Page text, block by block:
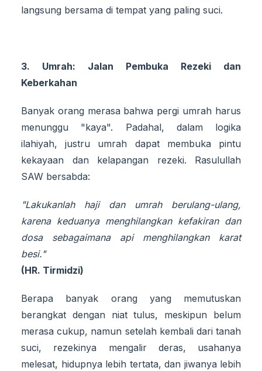
langsung bersama di tempat yang paling suci.
3. Umrah: Jalan Pembuka Rezeki dan
Keberkahan
Banyak orang merasa bahwa pergi umrah harus
menunggu "kaya". Padahal, dalam logika
ilahiyah, justru umrah dapat membuka pintu
kekayaan dan kelapangan rezeki. Rasulullah
SAW bersabda:
"Lakukanlah haji dan umrah berulang-ulang,
karena keduanya menghilangkan kefakiran dan
dosa sebagaimana api menghilangkan karat
besi."
(HR. Tirmidzi)
Berapa banyak orang yang memutuskan
berangkat dengan niat tulus, meskipun belum
merasa cukup, namun setelah kembali dari tanah
suci, rezekinya mengalir deras, usahanya
melesat, hidupnya lebih tertata, dan jiwanya lebih